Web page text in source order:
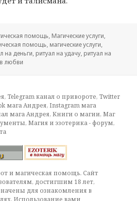
помощь, Магические услуги,
помощь, магические услуги,
на деньги, ритуал на удачу, ритуал на
любви
,Telegram канал о привороте,Twitter
мага Андрея,Instagram мага
мага Андрея,Книги о магии,Маг
,Магия и эзотерика - форум,
и магическая помощь. Сайт
достигшим 18 лет,
для ознакомления в